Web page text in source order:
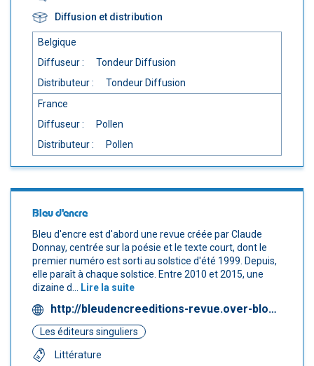
Diffusion et distribution
Belgique
Diffuseur :
Tondeur Diffusion
Distributeur :
Tondeur Diffusion
France
Diffuseur :
Pollen
Distributeur :
Pollen
Bleu d'encre
Bleu d'encre est d'abord une revue créée par Claude
Donnay, centrée sur la poésie et le texte court, dont le
premier numéro est sorti au solstice d'été 1999. Depuis,
elle paraît à chaque solstice. Entre 2010 et 2015, une
dizaine d...
Lire la suite
http://bleudencreeditions-revue.over-blog.com
Les éditeurs singuliers
Littérature